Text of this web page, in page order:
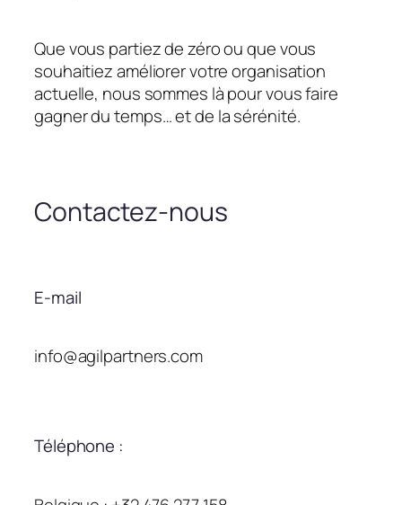
Que vous partiez de zéro ou que vous
souhaitiez améliorer votre organisation
actuelle, nous sommes là pour vous faire
gagner du temps… et de la sérénité.
Contactez-nous
E-mail
info@agilpartners.com
Téléphone :